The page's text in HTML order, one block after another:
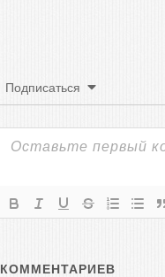
Подписаться
КОММЕНТАРИЕВ